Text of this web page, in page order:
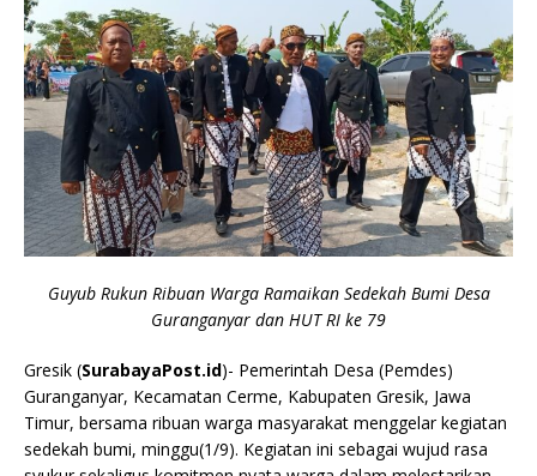
Guyub Rukun Ribuan Warga Ramaikan Sedekah Bumi Desa
Guranganyar dan HUT RI ke 79
Gresik (SurabayaPost.id)- Pemerintah Desa (Pemdes)
Guranganyar, Kecamatan Cerme, Kabupaten Gresik, Jawa
Timur, bersama ribuan warga masyarakat menggelar kegiatan
sedekah bumi, minggu(1/9). Kegiatan ini sebagai wujud rasa